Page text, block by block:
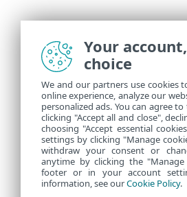
Your
choice
We and our partners use cookies
online experience, analyze our
personalized ads. You can agree
clicking "Accept all and close",
choosing "Accept essential
settings by clicking "Manage
withdraw your consent or
anytime by clicking the
footer or in your account
information, see ourCookie Policy.